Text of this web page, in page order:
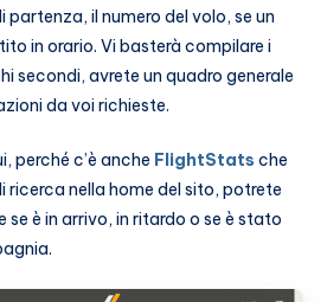
partenza, il numero del volo, se un
in orario. Vi basterà compilare i
secondi, avrete un quadro generale
da voi richieste.
perché c’è anche FlightStats che
ricerca nella home del sito, potrete
se è in arrivo, in ritardo o se è stato